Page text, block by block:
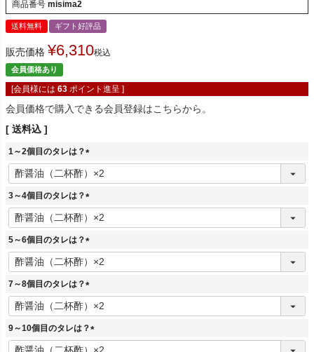
商品番号 misima2
送料無料 ギフト好評品
販売価格 ¥6,310税込
会員価格あり
[会員様には 63 ポイント進呈 ]
会員価格で購入できる会員登録はこちらから。
送料込
1～2個目のタレは？
(
必
須
3～4個目のタレは？
(
必
須
5～6個目のタレは？
(
必
須
7～8個目のタレは？
(
必
須
9～10個目のタレは？
(